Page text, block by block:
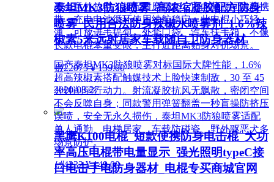
不会意外放电；标配耐磨腰套，可内藏腰间隐蔽携
带，充电电池循环使用续航稳定。此电棍小巧轻
薄，可放进手提包、外套口袋、汽车扶手箱，不像
长款电棍笨重受限，主打近距离贴身对抗场景。
넶22075 ¥ 139.00
2020-08-27
黑鹰K100电棍_短款便携防身电击棍_大功
率高压电棍带电量显示_强光照明typeC接
口电击手电防身器材_电棍专买商城官网
泰坦MK3防狼喷雾_高浓缩凝胶配方防身
喷雾_民用合法防身辣椒水喷雾剂_1.6%辣
椒素5米远射居家车载随自卫防身器材
国产泰坦MK3防狼喷雾对标国际大牌性能，1.6%
超高辣椒素搭配触媒技术上脸快速制敌，30 至 45
分钟削弱行动力。射流凝胶抗风无飘散，密闭空间
不会反噬自身；同款警用弹簧翻盖一秒盲操防挤压
误喷，安全无永久损伤，泰坦MK3防狼喷雾适配
单人通勤、电梯居家、车载防碰瓷、野外驱恶犬多
场景防护。
넶4232 ¥ 149.00